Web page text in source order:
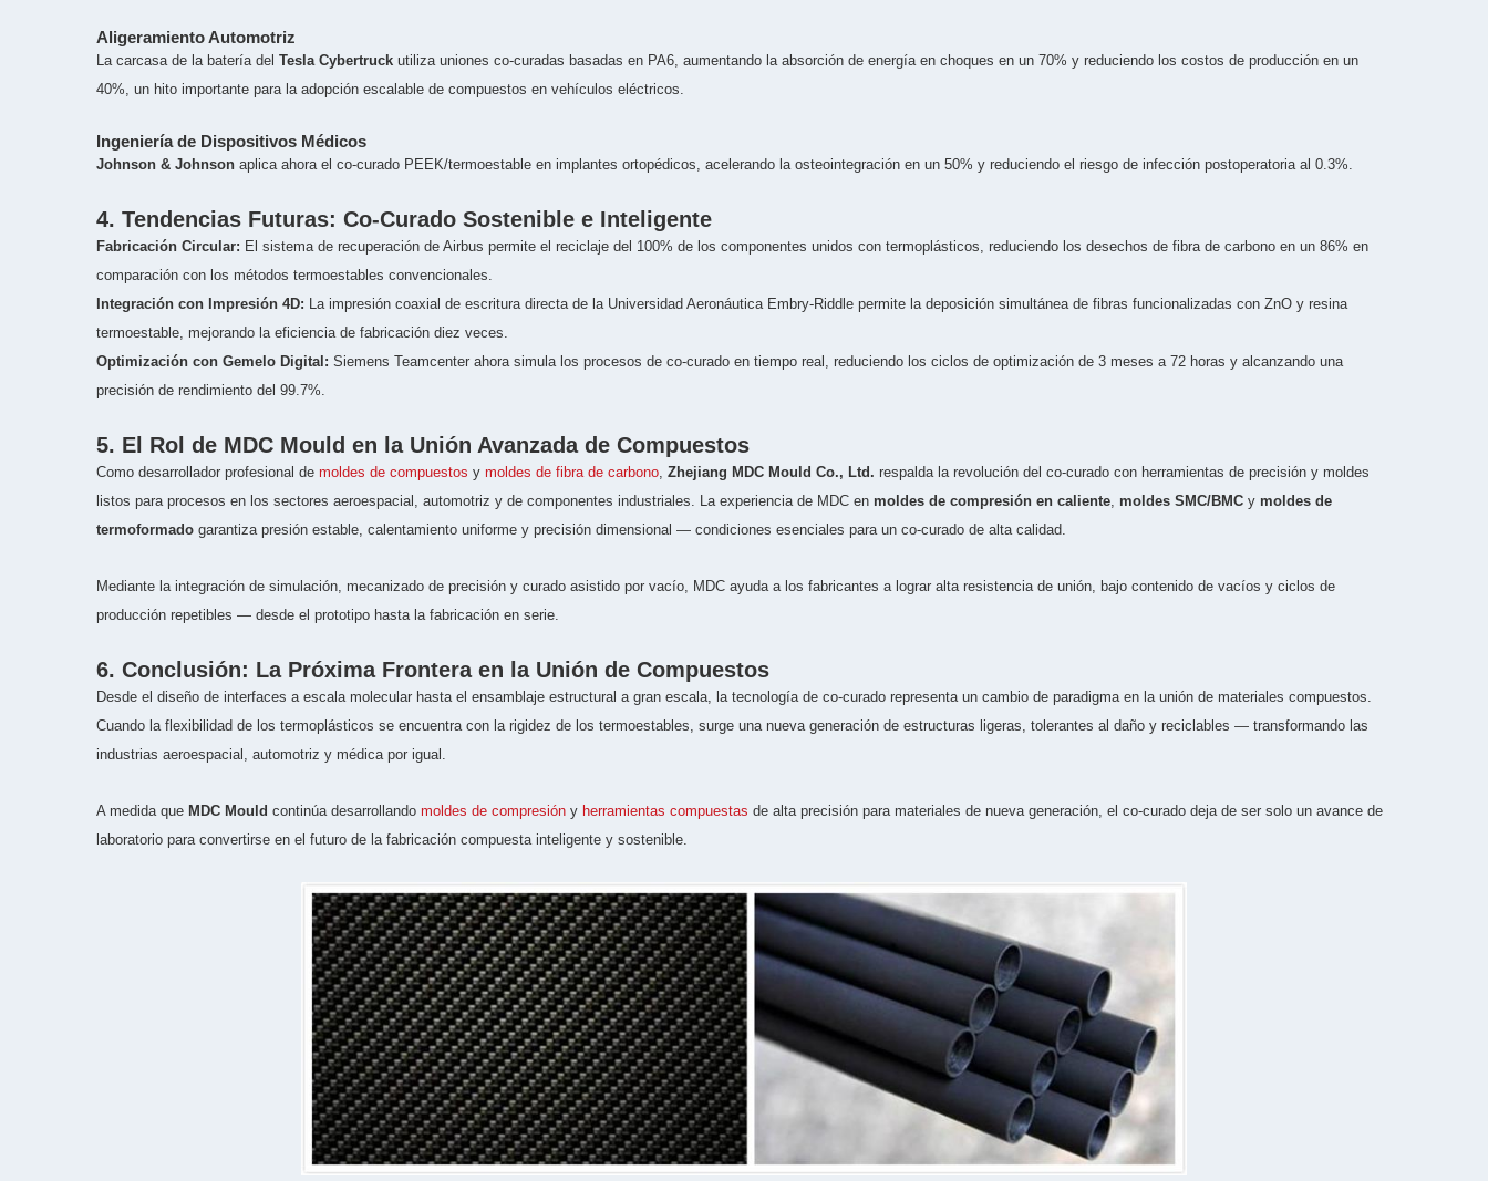
Aligeramiento Automotriz
La carcasa de la batería del Tesla Cybertruck utiliza uniones co-curadas basadas en PA6, aumentando la absorción de energía en choques en un 70% y reduciendo los costos de producción en un
40%, un hito importante para la adopción escalable de compuestos en vehículos eléctricos.
Ingeniería de Dispositivos Médicos
Johnson & Johnson aplica ahora el co-curado PEEK/termoestable en implantes ortopédicos, acelerando la osteointegración en un 50% y reduciendo el riesgo de infección postoperatoria al 0.3%.
4. Tendencias Futuras: Co-Curado Sostenible e Inteligente
Fabricación Circular: El sistema de recuperación de Airbus permite el reciclaje del 100% de los componentes unidos con termoplásticos, reduciendo los desechos de fibra de carbono en un 86% en
comparación con los métodos termoestables convencionales.
Integración con Impresión 4D: La impresión coaxial de escritura directa de la Universidad Aeronáutica Embry-Riddle permite la deposición simultánea de fibras funcionalizadas con ZnO y resina
termoestable, mejorando la eficiencia de fabricación diez veces.
Optimización con Gemelo Digital: Siemens Teamcenter ahora simula los procesos de co-curado en tiempo real, reduciendo los ciclos de optimización de 3 meses a 72 horas y alcanzando una
precisión de rendimiento del 99.7%.
5. El Rol de MDC Mould en la Unión Avanzada de Compuestos
Como desarrollador profesional de moldes de compuestos y moldes de fibra de carbono, Zhejiang MDC Mould Co., Ltd. respalda la revolución del co-curado con herramientas de precisión y moldes
listos para procesos en los sectores aeroespacial, automotriz y de componentes industriales. La experiencia de MDC en moldes de compresión en caliente, moldes SMC/BMC y moldes de
termoformado garantiza presión estable, calentamiento uniforme y precisión dimensional — condiciones esenciales para un co-curado de alta calidad.
Mediante la integración de simulación, mecanizado de precisión y curado asistido por vacío, MDC ayuda a los fabricantes a lograr alta resistencia de unión, bajo contenido de vacíos y ciclos de
producción repetibles — desde el prototipo hasta la fabricación en serie.
6. Conclusión: La Próxima Frontera en la Unión de Compuestos
Desde el diseño de interfaces a escala molecular hasta el ensamblaje estructural a gran escala, la tecnología de co-curado representa un cambio de paradigma en la unión de materiales compuestos.
Cuando la flexibilidad de los termoplásticos se encuentra con la rigidez de los termoestables, surge una nueva generación de estructuras ligeras, tolerantes al daño y reciclables — transformando las
industrias aeroespacial, automotriz y médica por igual.
A medida que MDC Mould continúa desarrollando moldes de compresión y herramientas compuestas de alta precisión para materiales de nueva generación, el co-curado deja de ser solo un avance de
laboratorio para convertirse en el futuro de la fabricación compuesta inteligente y sostenible.